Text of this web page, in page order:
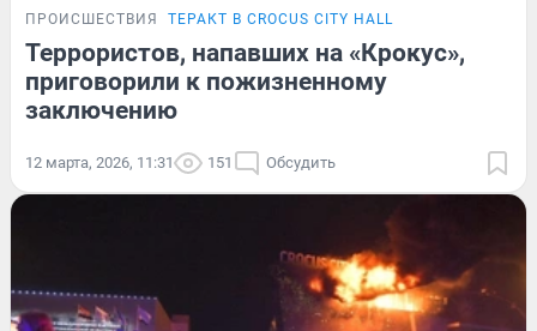
ПРОИСШЕСТВИЯ ТЕРАКТ В CROCUS CITY HALL
Террористов, напавших на «Крокус»,
приговорили к пожизненному
заключению
12 марта, 2026, 11:31 151 Обсудить